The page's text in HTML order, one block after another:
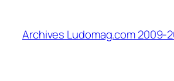
contenu
Archives Ludomag.com 2009-